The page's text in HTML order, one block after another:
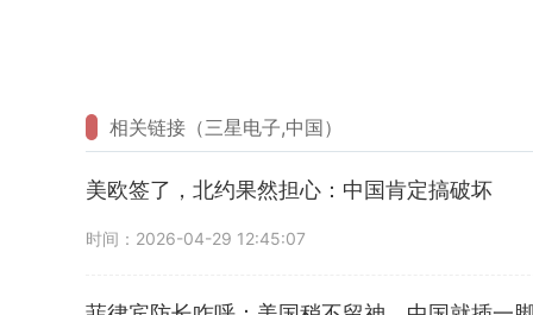
相关链接（三星电子,中国）
美欧签了，北约果然担心：中国肯定搞破坏
时间：2026-04-29 12:45:07